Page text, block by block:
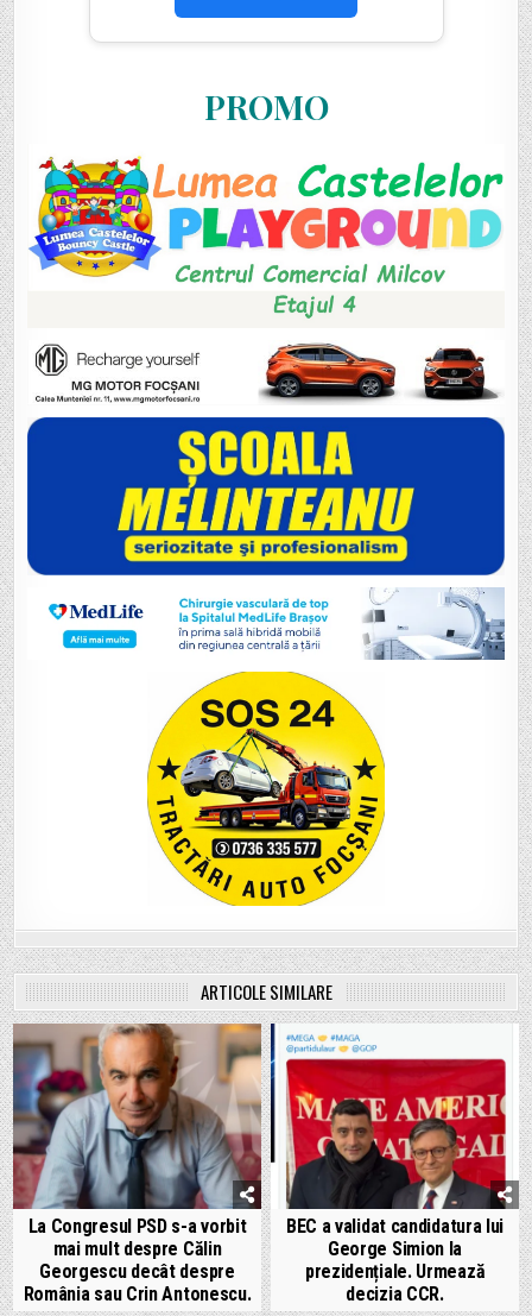
PROMO
ARTICOLE SIMILARE
La Congresul PSD s-a vorbit
mai mult despre Călin
Georgescu decât despre
România sau Crin Antonescu.
BEC a validat candidatura lui
George Simion la
prezidențiale. Urmează
decizia CCR.